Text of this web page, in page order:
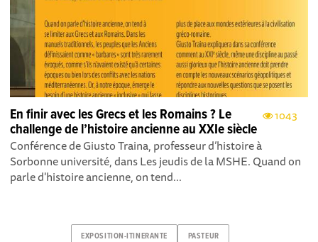
1043
En finir avec les Grecs et les Romains ? Le
challenge de l’histoire ancienne au XXIe siècle
Conférence de Giusto Traina, professeur d’histoire à
Sorbonne université, dans Les jeudis de la MSHE. Quand on
parle d'histoire ancienne, on tend...
EXPOSITION-ITINERANTE PASTEUR